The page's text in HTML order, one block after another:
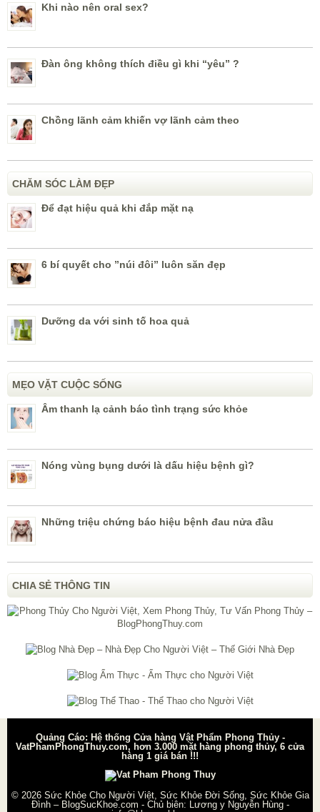
Khi nào nên oral sex?
Đàn ông không thích điều gì khi “yêu” ?
Chồng lãnh cảm khiến vợ lãnh cảm theo
CHĂM SÓC LÀM ĐẸP
Để đạt hiệu quả khi đắp mặt nạ
6 bí quyết cho ”núi đôi” luôn săn đẹp
Dưỡng da với sinh tố hoa quả
MẸO VẶT CUỘC SỐNG
Âm thanh lạ cảnh báo tình trạng sức khỏe
Nóng vùng bụng dưới là dấu hiệu bệnh gì?
Những triệu chứng báo hiệu bệnh đau nửa đầu
CHIA SẺ THÔNG TIN
Quảng Cáo: Hệ thống Cửa hàng Vật Phẩm Phong Thủy -
VatPhamPhongThuy.com, hơn 3.000 mặt hàng phong thủy, 6 cửa
hàng 1 giá bán !!!
© 2026 Sức Khỏe Cho Người Việt, Sức Khỏe Đời Sống, Sức Khỏe Gia
Đình – BlogSucKhoe.com - Chủ biên: Lương y Nguyễn Hùng-